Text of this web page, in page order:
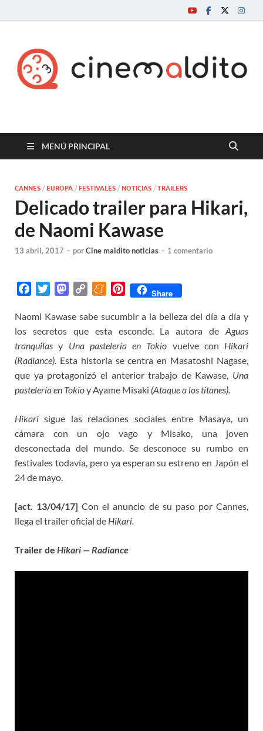
Cine maldito
MENÚ PRINCIPAL
CANNES / EUROPA / FESTIVALES / NOTICIAS / TRAILERS
Delicado trailer para Hikari,
de Naomi Kawase
13 abril, 2017 - porCine maldito noticias - 1 comentario
c
e
b
o
o
k
i
t
t
e
r
M
s
o
d
o
n
p
y
L
i
n
k
M
n
e
a
m
e
P
n
t
e
r
e
s
Share
Naomi Kawase sabe sucumbir a la belleza del día a día y
los secretos que esta esconde. La autora de Aguas
tranquilasy Una pastelería en Tokio vuelve con Hikari
(Radiance). Esta historia se centra en Masatoshi Nagase,
que ya protagonizó el anterior trabajo de Kawase, Una
pastelería en Tokioy Ayame Misaki (Ataque a los titanes).
Hikari sigue las relaciones sociales entre Masaya, un
cámara con un ojo vago y Misako, una joven
desconectada del mundo. Se desconoce su rumbo en
festivales todavía, pero ya esperan su estreno en Japón el
24 de mayo.
[act. 13/04/17] Con el anuncio de su paso por Cannes,
llega el trailer oficial de Hikari.
Trailer de Hikari — Radiance